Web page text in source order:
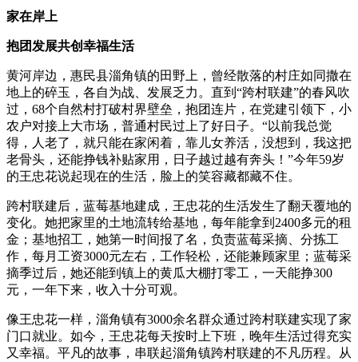
家在岸上
抱团发展共创幸福生活
黄河岸边，惠民县淄角镇的田野上，曾经散落的村庄如同撒在
地上的碎玉，各自为战、发展乏力。直到“跨村联建”的春风吹
过，68个自然村打破村界壁垒，抱团连片，在党建引领下，小
农户对接上大市场，普通村民过上了好日子。“以前我总觉
得，人老了，就只能在家闲着，靠儿女养活，没想到，我这把
老骨头，还能挣钱补贴家用，日子越过越有奔头！”今年59岁
的王忠花说起现在的生活，脸上的笑容藏都藏不住。
跨村联建后，蓝莓基地建成，王忠花的生活发生了翻天覆地的
变化。她把家里的土地流转给基地，每年能拿到2400多元的租
金；基地招工，她第一时间报了名，负责蓝莓采摘、分拣工
作，每月工资3000元左右，工作轻松，还能兼顾家里；蓝莓采
摘季过后，她还能到镇上的黄瓜大棚打零工，一天能挣300
元，一年下来，收入十分可观。
像王忠花一样，淄角镇有3000余名群众通过跨村联建实现了家
门口就业。如今，王忠花每天按时上下班，晚年生活过得充实
又幸福。平凡的故事，串联起淄角镇跨村联建的不凡历程。从